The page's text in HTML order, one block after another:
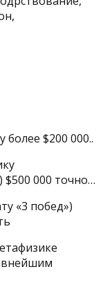
более $200 000..
000 точно…
«3 побед»)